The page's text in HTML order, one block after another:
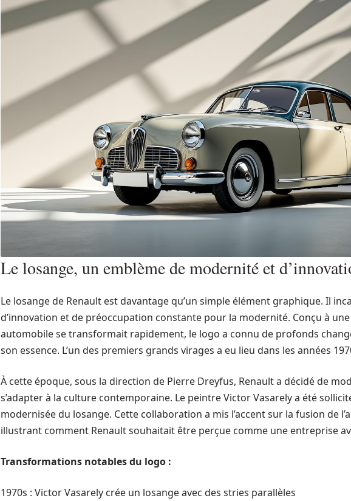
Le losange, un emblème de modernité et
Le losange de Renault est davantage qu’un simple élément graphique. Il
d’innovation et de préoccupation constante pour la modernité. Conçu à
automobile se transformait rapidement, le logo a connu de profonds
son essence. L’un des premiers grands virages a eu lieu dans les années
À cette époque, sous la direction de Pierre Dreyfus, Renault a décidé de
s’adapter à la culture contemporaine. Le peintre Victor Vasarely a été
modernisée du losange. Cette collaboration a mis l’accent sur la fusion de
illustrant comment Renault souhaitait être perçue comme une entreprise
Transformations notables du logo :
1970s : Victor Vasarely crée un losange avec des stries parallèles